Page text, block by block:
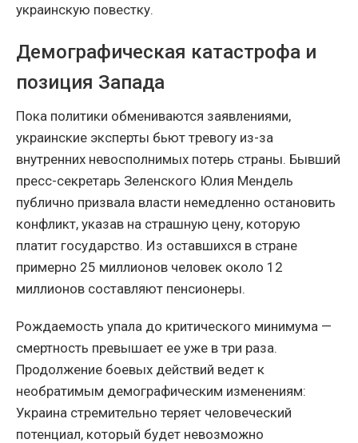
украинскую повестку.
Демографическая катастрофа и
позиция Запада
Пока политики обмениваются заявлениями,
украинские эксперты бьют тревогу из-за
внутренних невосполнимых потерь страны. Бывший
пресс-секретарь Зеленского Юлия Мендель
публично призвала власти немедленно остановить
конфликт, указав на страшную цену, которую
платит государство. Из оставшихся в стране
примерно 25 миллионов человек около 12
миллионов составляют пенсионеры.
Рождаемость упала до критического минимума —
смертность превышает ее уже в три раза.
Продолжение боевых действий ведет к
необратимым демографическим изменениям:
Украина стремительно теряет человеческий
потенциал, который будет невозможно